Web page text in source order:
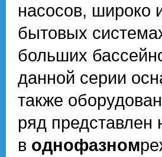
насосов, широко
бытовых
больших
данной серии
также
ряд
в однофазном